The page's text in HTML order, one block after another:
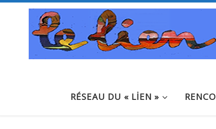
Passer au contenu
RÉSEAU DU « LİEN »